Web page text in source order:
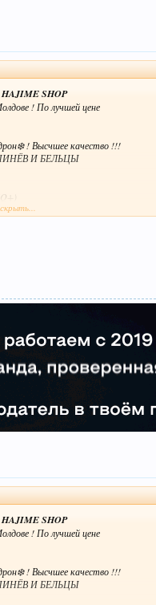
SHOP
! По лучшей цене
! Высчшее качество !!!
И БЕЛЬЦЫ
$
245
MAIB(CASH-IN)
:
SHOP
! По лучшей цене
! Высчшее качество !!!
И БЕЛЬЦЫ